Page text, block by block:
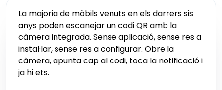
La majoria de mòbils venuts en els darrers sis
anys poden escanejar un codi QR amb la
càmera integrada. Sense aplicació, sense res a
instal·lar, sense res a configurar. Obre la
càmera, apunta cap al codi, toca la notificació i
ja hi ets.